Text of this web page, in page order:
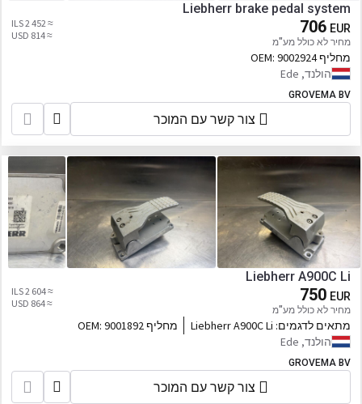
Liebherr brake pedal system
706 EUR
מחיר לא כולל מע"מ
≈ 2 452 ILS
≈ 814 USD
מחליף OEM:9002924
הולנד, Ede
GROVEMA BV
צור קשר עם המוכר
Liebherr A900C Li
750 EUR
מחיר לא כולל מע"מ
≈ 2 604 ILS
≈ 864 USD
מתאים לדגמים: Liebherr A900C Li מחליף OEM: 9001892
הולנד, Ede
GROVEMA BV
צור קשר עם המוכר